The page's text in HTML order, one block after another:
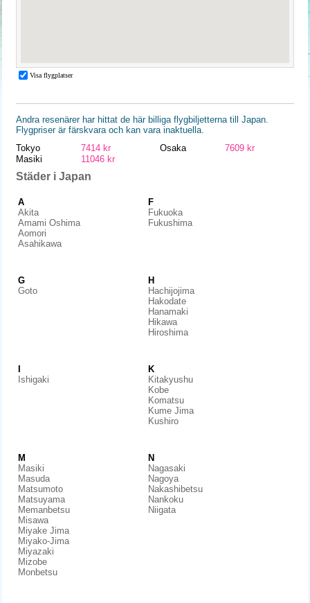
Andra resenärer har hittat de här billiga flygbiljetterna till Japan.
Flygpriser är färskvara och kan vara inaktuella.
Tokyo
7414 kr
Masiki
11046 kr
Osaka 7609 kr
Städer i Japan
A
Akita
Amami Oshima
Aomori
Asahikawa
F
Fukuoka
Fukushima
G
Goto
H
Hachijojima
Hakodate
Hanamaki
Hikawa
Hiroshima
Ishigaki
K
Kitakyushu
Kobe
Komatsu
Kume Jima
Kushiro
M
Masiki
Masuda
Matsumoto
Matsuyama
Memanbetsu
Misawa
Miyake Jima
Miyako-Jima
Miyazaki
Mizobe
Monbetsu
N
Nagasaki
Nagoya
Nakashibetsu
Nankoku
Niigata